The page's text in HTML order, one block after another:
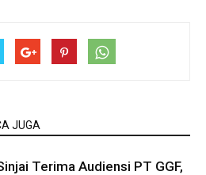
JUGA
Terima Audiensi PT GGF,